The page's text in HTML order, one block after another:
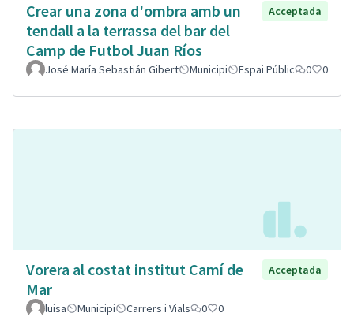
Crear una zona d'ombra amb un
tendall a la terrassa del bar del
Camp de Futbol Juan Ríos
Acceptada
José María Sebastián Gibert Municipi Espai Públic 0 0
Vorera al costat institut Camí de
Mar
Acceptada
luisa Municipi Carrers i Vials 0 0